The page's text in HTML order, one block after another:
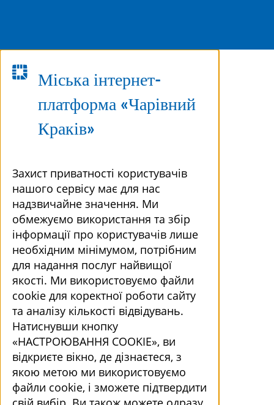
Міська інтернет-
платформа «Чарівний
Краків»
Захист приватності користувачів
нашого сервісу має для нас
надзвичайне значення. Ми
обмежуємо використання та збір
інформації про користувачів лише
необхідним мінімумом, потрібним
для надання послуг найвищої
якості. Ми використовуємо файли
cookie для коректної роботи сайту
та аналізу кількості відвідувань.
Натиснувши кнопку
«НАСТРОЮВАННЯ COOKIE», ви
відкриєте вікно, де дізнаєтеся, з
якою метою ми використовуємо
файли cookie, і зможете підтвердити